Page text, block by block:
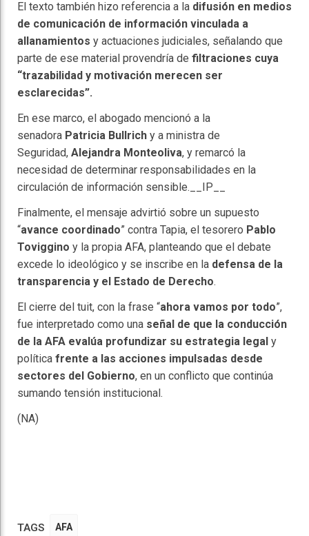
El texto también hizo referencia a la difusión en medios
de comunicación de información vinculada a
allanamientos y actuaciones judiciales, señalando que
parte de ese material provendría de filtraciones cuya
“trazabilidad y motivación merecen ser
esclarecidas”.
En ese marco, el abogado mencionó a la
senadora Patricia Bullrich y a ministra de
Seguridad, Alejandra Monteoliva, y remarcó la
necesidad de determinar responsabilidades en la
circulación de información sensible. __IP__
Finalmente, el mensaje advirtió sobre un supuesto
“avance coordinado” contra Tapia, el tesorero Pablo
Toviggino y la propia AFA, planteando que el debate
excede lo ideológico y se inscribe en la defensa de la
transparencia y el Estado de Derecho.
El cierre del tuit, con la frase “ahora vamos por todo”,
fue interpretado como una señal de que la conducción
de la AFA evalúa profundizar su estrategia legal y
política frente a las acciones impulsadas desde
sectores del Gobierno, en un conflicto que continúa
sumando tensión institucional.
(NA)
TAGS AFA